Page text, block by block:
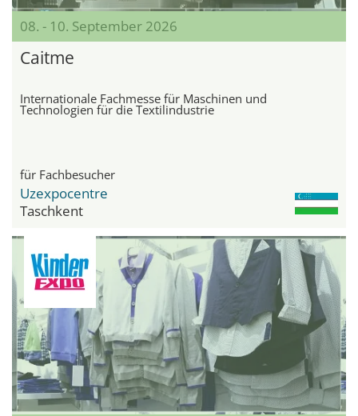
08. - 10. September 2026
Caitme
Internationale Fachmesse für Maschinen und
Technologien für die Textilindustrie
für Fachbesucher
Uzexpocentre
Taschkent